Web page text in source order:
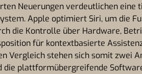
Neuerungen verdeutlichen eine
Apple optimiert Siri, um die
die Kontrolle über Hardware,
für kontextbasierte
Vergleich stehen sich somit zwei
die plattformübergreifende